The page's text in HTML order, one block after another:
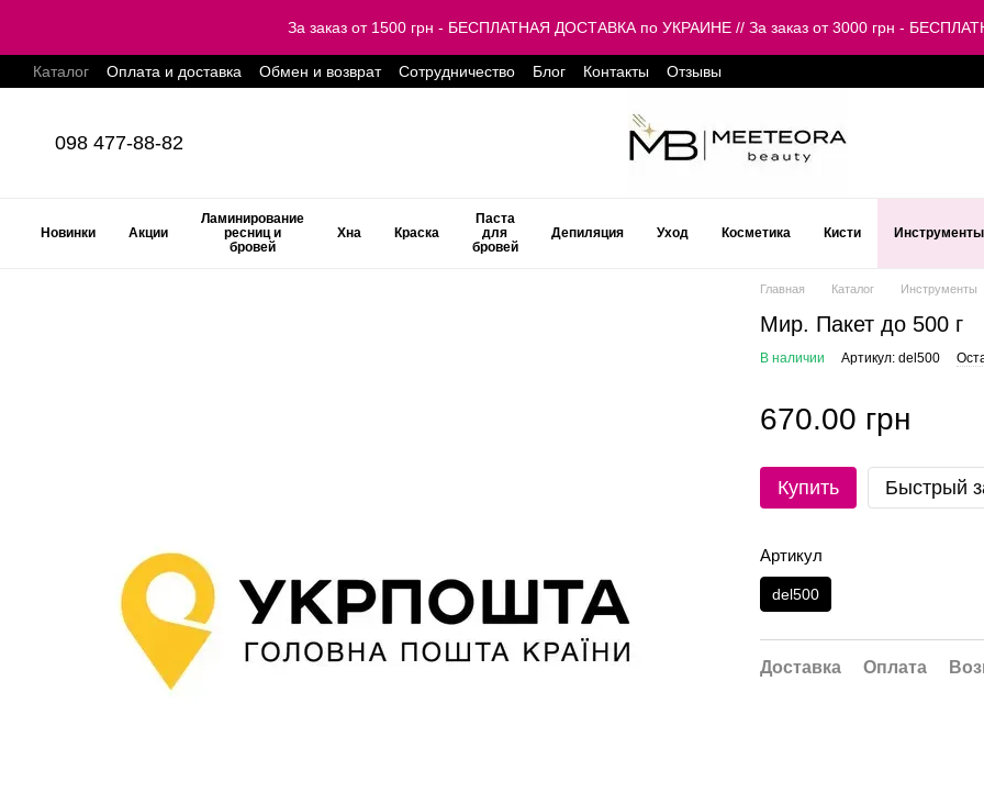
За заказ от 1500 грн - БЕСПЛАТНАЯ ДОСТАВКА по УКРАИНЕ // За заказ от 3000 грн -
Каталог Оплата и доставка Обмен и возврат Сотрудничество Блог Контакты Отзывы
098 477-88-82
Новинки Акции
Ламинирование
ресниц и
бровей
Хна Краска
Паста
для
бровей
Депиляция Уход Косметика Кисти Инструменты
Главная Каталог Инструменты
Мир. Пакет до 500 г
В наличии Артикул: del500
670.00 грн
Купить Быстрый
Артикул
del500
Доставка Оплата